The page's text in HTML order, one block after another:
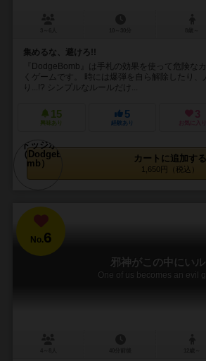
集めるな、避けろ!!
『DodgeBomb』は手札の効果を使って危険な
くゲームです。 時には爆弾を自ら解除したり、
り...!? シンプルなルールだけ...
15
興味あり
5
経験あり
3
お気に入り
カートに追加する
1,650円（税込）
No.6
邪神がこの中にいル
One of us becomes an evil